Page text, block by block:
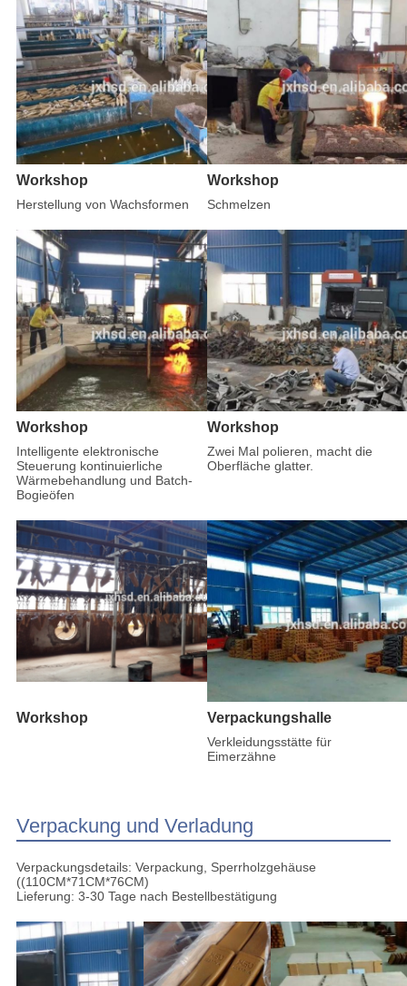
Workshop
Herstellung von Wachsformen
Workshop
Schmelzen
Workshop
Intelligente elektronische
Steuerung kontinuierliche
Wärmebehandlung und Batch-
Bogieöfen
Workshop
Zwei Mal polieren, macht die
Oberfläche glatter.
Workshop Verpackungshalle
Verkleidungsstätte für
Eimerzähne
Verpackung und Verladung
Verpackungsdetails: Verpackung, Sperrholzgehäuse
((110CM*71CM*76CM)
Lieferung: 3-30 Tage nach Bestellbestätigung